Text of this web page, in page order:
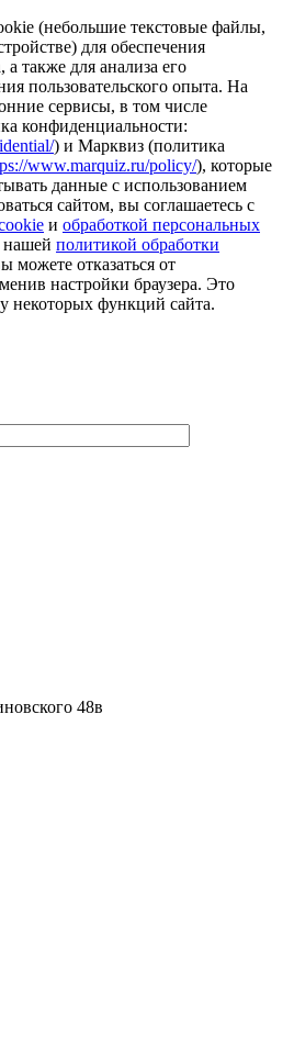
(небольшие текстовые файлы,
для обеспечения
а также для анализа его
пользовательского опыта. На
сервисы, в том числе
конфиденциальности:
) и Марквиз (политика
www.marquiz.ru/policy/), которые
данные с использованием
сайтом, вы соглашаетесь с
и обработкой персональных
нашей политикой обработки
можете отказаться от
настройки браузера. Это
некоторых функций сайта.
48в